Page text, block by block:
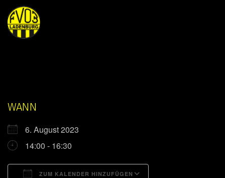
WANN
6. August 2023
14:00 - 16:30
ZUM KALENDER HINZUFÜGEN